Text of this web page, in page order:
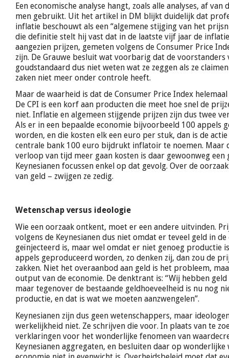
Een economische analyse hangt, zoals alle analyses, af van
men gebruikt. Uit het artikel in DM blijkt duidelijk dat
inflatie beschouwt als een “algemene stijging van het
die definitie stelt hij vast dat in de laatste vijf jaar de
aangezien prijzen, gemeten volgens de Consumer Price
zijn. De Grauwe besluit wat voorbarig dat de voorstanders
goudstandaard dus niet weten wat ze zeggen als ze
zaken niet meer onder controle heeft.
Maar de waarheid is dat de Consumer Price Index
De CPI is een korf aan producten die meet hoe snel de
niet. Inflatie en algemeen stijgende prijzen zijn dus twee
Als er in een bepaalde economie bijvoorbeeld 100 appels
worden, en die kosten elk een euro per stuk, dan is de
centrale bank 100 euro bijdrukt inflatoir te noemen. Maar
verloop van tijd meer gaan kosten is daar gewoonweg een
Keynesianen focussen enkel op dat gevolg. Over de
van geld – zwijgen ze zedig.
Wetenschap versus ideologie
Wie een oorzaak ontkent, moet er een andere uitvinden.
volgens de Keynesianen dus niet omdat er teveel geld in de
geïnjecteerd is, maar wel omdat er niet genoeg productie
appels geproduceerd worden, zo denken zij, dan zou de
zakken. Niet het overaanbod aan geld is het probleem,
output van de economie. De denktrant is: “Wij hebben
maar tegenover de bestaande geldhoeveelheid is nu nog
productie, en dat is wat we moeten aanzwengelen”.
Keynesianen zijn dus geen wetenschappers, maar
werkelijkheid niet. Ze schrijven die voor. In plaats van te
verklaringen voor het wonderlijke fenomeen van
Keynesianen aggregaten, en besluiten daar op wonderlijke